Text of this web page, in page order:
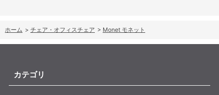
ホーム > チェア・オフィスチェア > Monet モネット
カテゴリ